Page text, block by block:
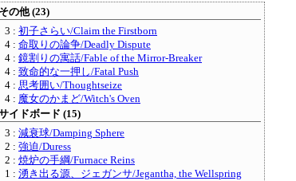
その他 (23)
3 : 初子さらい/Claim the Firstborn
4 : 命取りの論争/Deadly Dispute
4 : 鏡割りの寓話/Fable of the Mirror-Breaker
4 : 致命的な一押し/Fatal Push
4 : 思考囲い/Thoughtseize
4 : 魔女のかまど/Witch's Oven
イドボード (15)
3 : 減衰球/Damping Sphere
2 : 強迫/Duress
2 : 焼炉の手綱/Furnace Reins
1 : 湧き出る源、ジェガンサ/Jegantha, the Wellspring